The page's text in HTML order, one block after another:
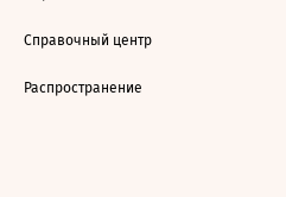
Справочный центр
Распространение